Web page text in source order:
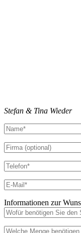
Stefan & Tina Wieder
Informationen zur